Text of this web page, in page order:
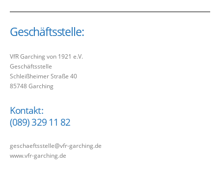
Geschäftsstelle:
VfR Garching von 1921 e.V.
Geschäftsstelle
Schleißheimer Straße 40
85748 Garching
Kontakt:
(089) 329 11 82
geschaeftsstelle@vfr-garching.de
www.vfr-garching.de